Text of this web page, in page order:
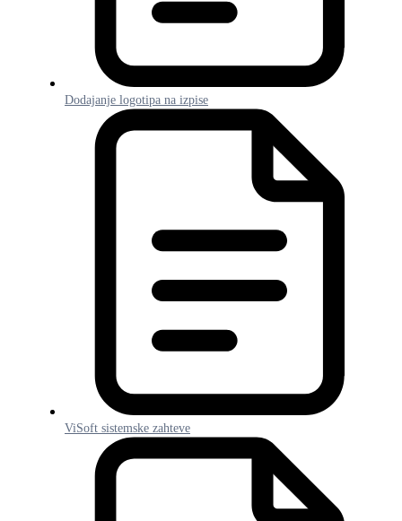
Dodajanje logotipa na izpise
ViSoft sistemske zahteve